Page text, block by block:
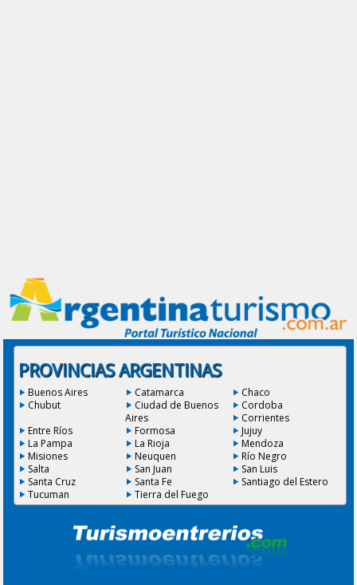
PROVINCIAS ARGENTINAS
Buenos Aires Catamarca
Chaco
Chubut
Ciudad de Buenos
Aires
Cordoba
Corrientes
Entre Ríos
Formosa
Jujuy
La Pampa
La Rioja
Mendoza
Misiones
Neuquen
Río Negro
Salta
San Juan
San Luis
Santa Cruz
Santa Fe
Santiago del Estero
Tucuman
Tierra del Fuego